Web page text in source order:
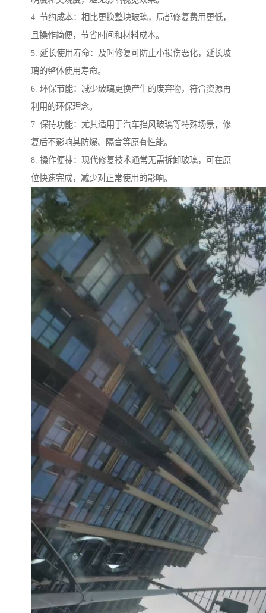
4. 节约成本：相比更换整块玻璃，局部修复费用更低，
且操作简便，节省时间和材料成本。
5. 延长使用寿命：及时修复可防止小损伤恶化，延长玻
璃的整体使用寿命。
6. 环保节能：减少玻璃更换产生的废弃物，符合资源再
利用的环保理念。
7. 保持功能：尤其适用于汽车挡风玻璃等特殊场景，修
复后不影响其防爆、隔音等原有性能。
8. 操作便捷：现代修复技术通常无需拆卸玻璃，可在原
位快速完成，减少对正常使用的影响。